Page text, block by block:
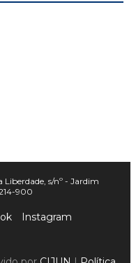
Liberdade, s/nº - Jardim
900
Instagram